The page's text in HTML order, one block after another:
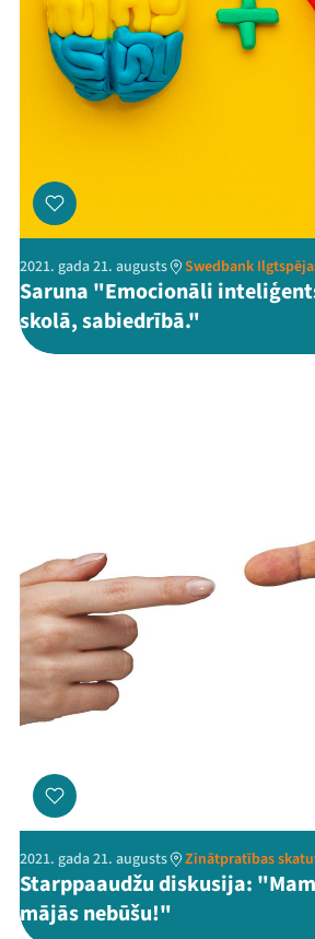
2021. gada 21. augusts Swedbank
Saruna "Emocionāli
skolā, sabiedrībā."
2021. gada 21. augusts Zinātpratības
Starppaaudžu diskusija:
mājās nebūšu!"